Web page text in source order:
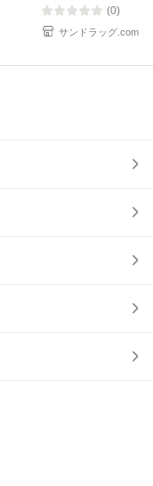
(0)
サンドラッグ.com